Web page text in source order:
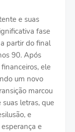
e suas
fase
partir do final
90. Após
ele
um novo
marcou
letras, que
e
e